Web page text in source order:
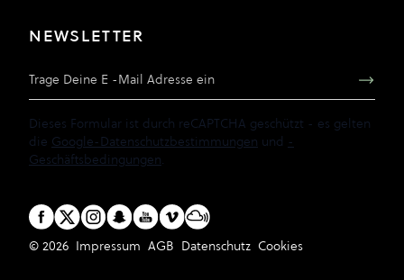
NEWSLETTER
Dieses Formular ist durch reCAPTCHA geschützt - es gelten
die Google-Datenschutzbestimmungen und -
Geschäftsbedingungen.
© 2026 Impressum AGB Datenschutz Cookies